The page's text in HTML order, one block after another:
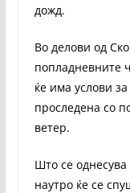
дожд.
Во делови од
попладневните
ќе има услови
проследена со
ветер.
Што се однесува
наутро ќе се